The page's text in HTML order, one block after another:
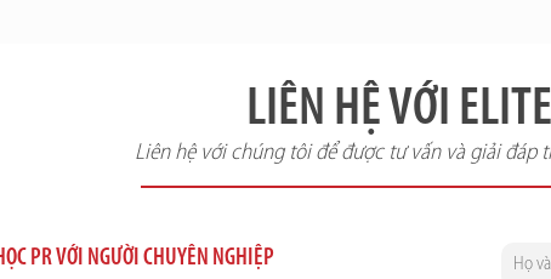
LIÊN HỆ VỚI
Liên hệ với chúng tôi để được tư vấn và giải đáp
PR VỚI NGƯỜI CHUYÊN NGHIỆP